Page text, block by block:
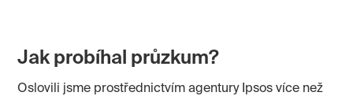
Jak probíhal průzkum?
Oslovili jsme prostřednictvím agentury Ipsos více než